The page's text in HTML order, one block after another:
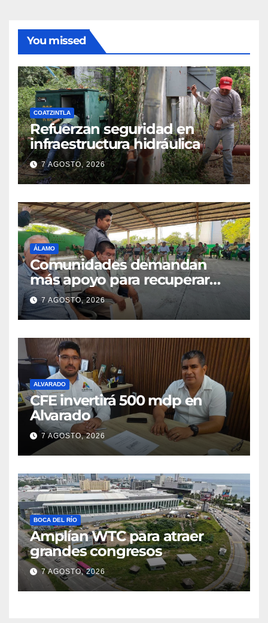
You missed
COATZINTLA
Refuerzan seguridad en
infraestructura hidráulica
7 AGOSTO, 2026
ÁLAMO
Comunidades demandan
más apoyo para recuperar
parcelas
7 AGOSTO, 2026
ALVARADO
CFE invertirá 500 mdp en
Alvarado
7 AGOSTO, 2026
BOCA DEL RÍO
Amplían WTC para atraer
grandes congresos
7 AGOSTO, 2026